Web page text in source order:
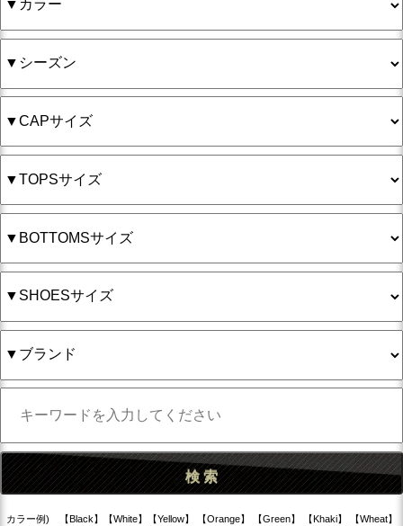
カラー例) 【Black】【White】【Yellow】 【Orange】 【Green】 【Khaki】 【Wheat】